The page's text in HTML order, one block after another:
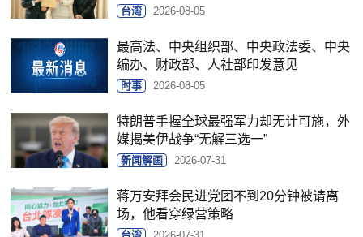
台湾 2026-08-05
最高法、中央组织部、中央政法委、中央
编办、财政部、人社部印发意见
时事 2026-08-05
特朗普手握全球最强军力却无计可施，外
媒揭美伊战争“无解三选一”
新闻解画 2026-07-31
蒋万安拜会民进党团不到20分钟被请离
场，他看穿绿营策略